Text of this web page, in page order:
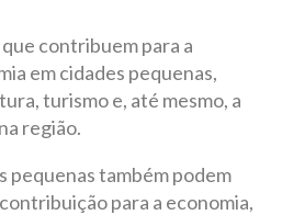
contribuem para a
em cidades pequenas,
turismo e, até mesmo, a
região.
pequenas também podem
para a economia,